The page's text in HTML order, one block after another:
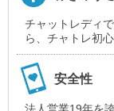
チャットレディ
ら、チャトレ初
安全性